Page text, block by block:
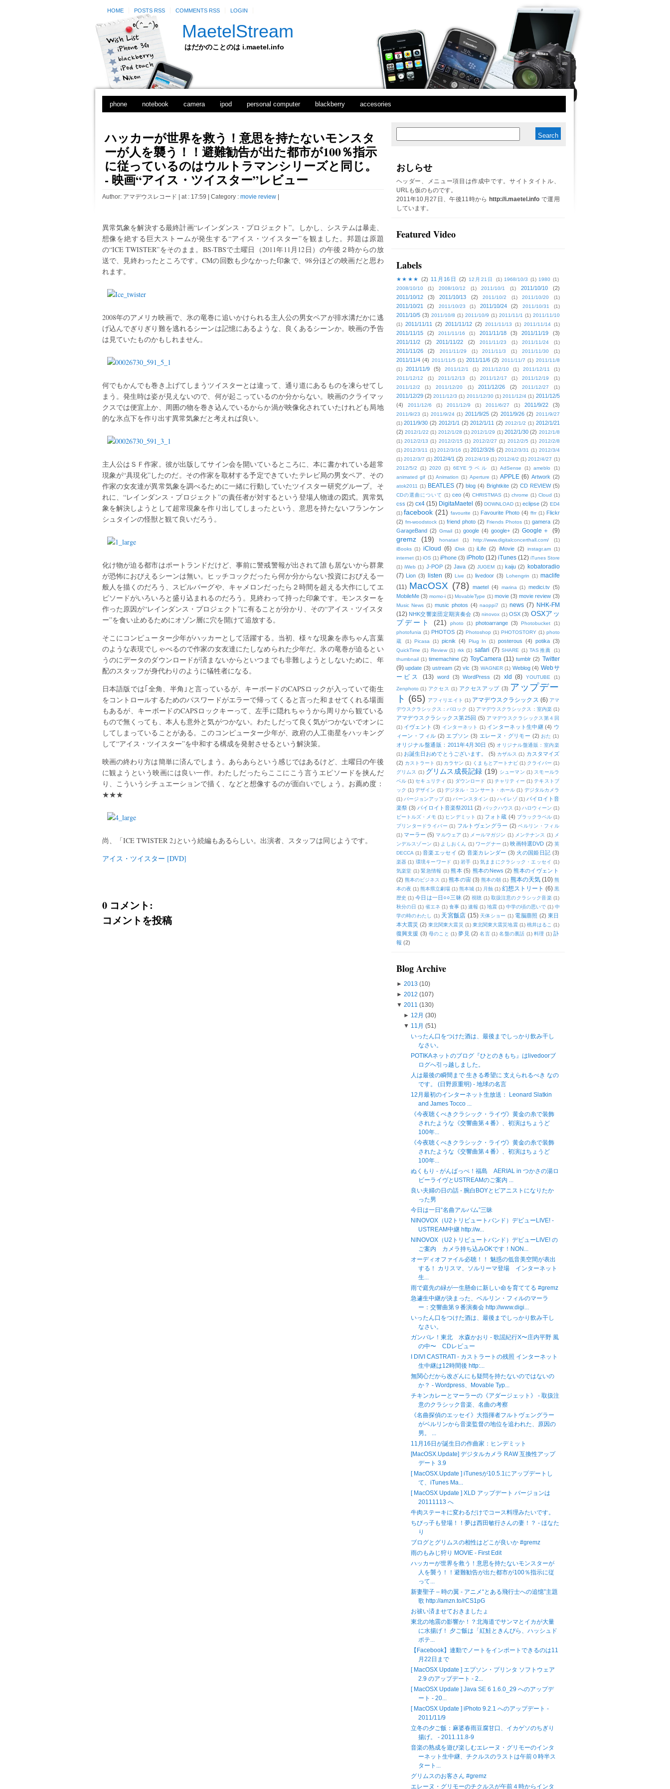
HOME POSTS RSS COMMENTS RSS LOGIN
MaetelStream
はだかのことのは i.maetel.info
phone notebook camera ipod personal computer blackberry accesories
ハッカーが世界を救う！意思を持たないモンスタ
ーが人を襲う！！避難勧告が出た都市が100％指示
に従っているのはウルトラマンシリーズと同じ。
- 映画“アイス・ツイスター”レビュー
Author: アマデウスレコード | at : 17:59 | Category : movie review
異常気象を解決する最終計画“レインダンス・プロジェクト”。しかし、システムは暴走、
想像を絶する巨大ストームが発生する“アイス・ツイスター”を観ました。邦題は原題
の“ICE TWISTER”をそのまま。BS-TBSで土曜日（2011年11月12日）の午後２時からの放
送で、見終わったところです。CMの回数も少なかった印象で、98分ほどの映画だと思わ
れます。
2008年のアメリカ映画で、氷の竜巻に追いかけられる主人公の男女ペアが排水溝だかに逃
げ込んでぎりぎり難を逃れるシーンは記憶にあるような、良くあるシーンか。映画の予告
は見ていたものかもしれません。
何でもかんでも巻き上げてしまうツイスターとは違って、通り道にあるものを凍らせてし
まう。発生時は姿が見えないので、何が起こっているのか分からない。映画のクライマッ
クスでは便宜上か、周囲の物を巻き込んでいるからか渦が映像化されていたけれども局地
的な氷点下を作り出す異常気象だと考えれば良い。
主人公はＳＦ作家。彼が出版してサイン会を開いているところに、本に書かれている超常
現象が“具現化”したのだ。その作家を取材する予定できていたテレビ局の男女ペア、その
作家の女友達が異常気象を調べるために一緒に行動していたツイスター研究グループ。そ
れに、“レインダンス・プロジェクト”の責任者が対するという登場人物達の図式。異常気
象を解決しようとして超常現象を作り出してしまったという、意思を持たないフランケン
シュタインの怪獣と観て良いだろう。
化け物が迫る都市はポートランドだけど、事前に警戒警報が出されて誰も居ないから群衆
が恐怖におびえるシーンは無い。ヒッチコックだったら何か分からない投資におびえる一
般人を描くのだろう、スピルバーグや、キャメロンだったら２時間を超える大作にしてエ
ピソードがいろいろと盛り込まれるのだろう。見終わって持った印象です。モンスターを
作った原因が“レインダンス・プロジェクト”に有ることが分かり、その“アイス・ツイスタ
ー”を食い止めるためにオゾン層に穴を開けて追放する。
そこにコンピューター少年がハッカーとして活躍する。当初、様々な現象を赤ちゃん言葉
のような表現でしゃべるので作家の女友達にたしなめられた少年だ。氷の竜巻が迫るとい
うのにデータのダウンロードが済まないからといつまでも非難しようとしないために、年
配のスタッフが身代わりのように犠牲者になる。
日本語版では｢全角、半角｣と言っているが、キーボードのCAPSロックが入っていて衛生
をコントロールするためのパスワードがエラーで帰ってくると言った和ませてくれる場面
もあるが、キーボードのCAPSロックキーって、左手に隠れちゃうから周りから観ている
もので無くっても、本人も意外と気がつかない。わたしだって良く気がつかないでオンに
してしまっていることがある。このコンピューター少年が、政府の人工衛星をハッキング
して“アイス・ツイスター”を中和する構成を発射させるという解決策。
映画の終わり方は簡単に済んでしまう。あらあらという感じではあるけど、土曜日の午後
に観ようという映画には良い一作。わたしだったらここにこう言うエピソードを挟んだ
り、こういうシチュエーションで描く、などと想像するのが面白いでしょう。お薦め度：
★★★
尚、「ICE TWISTER 2｣という続編もあるらしい。出演者、スタッフは同じようです。
アイス・ツイスター [DVD]
0 コメント:
コメントを投稿
おしらせ
ヘッダー、メニュー項目は作成中です。サイトタイトル、
URLも仮のものです。
2011年10月27日、午後11時から http://i.maetel.info で運用
しています。
Featured Video
Labels
★★★★ (2) 11月16日 (2) 12月21日 (1) 1968/10/3 (1) 1980 (1)
2008/10/10
(1) 2008/10/12 (1) 2011/10/1 (1) 2011/10/10
(2)
2011/10/12
(3) 2011/10/13 (2) 2011/10/2 (1) 2011/10/20 (1)
2011/10/21 (2) 2011/10/23 (1) 2011/10/24 (2) 2011/10/31 (1)
2011/10/5 (3) 2011/10/8 (1) 2011/10/9 (1) 2011/11/1 (1) 2011/11/10
(1) 2011/11/11 (2) 2011/11/12 (2) 2011/11/13 (1) 2011/11/14 (1)
2011/11/15 (2) 2011/11/16 (1) 2011/11/18 (3) 2011/11/19
(3)
2011/11/2
(2) 2011/11/22 (2) 2011/11/23 (1) 2011/11/24 (1)
2011/11/26 (2) 2011/11/29 (1) 2011/11/3 (1) 2011/11/30 (1)
2011/11/4 (4) 2011/11/5 (1) 2011/11/6 (2) 2011/11/7 (1) 2011/11/8
(1)
2011/11/9 (5) 2011/12/1 (1) 2011/12/10 (1) 2011/12/11
(1)
2011/12/12
(1) 2011/12/13 (1) 2011/12/17 (1) 2011/12/19
(1)
2011/12/2
(1) 2011/12/20 (1) 2011/12/26 (2) 2011/12/27 (1)
2011/12/29 (2) 2011/12/3 (1) 2011/12/30 (1) 2011/12/4 (1) 2011/12/5
(4)
2011/12/6 (1) 2011/12/9 (1) 2011/6/27 (1) 2011/9/22 (3)
2011/9/23 (1) 2011/9/24 (1) 2011/9/25 (2) 2011/9/26 (2) 2011/9/27
(1) 2011/9/30 (2) 2012/1/1 (2) 2012/1/11 (2) 2012/1/2 (1) 2012/1/21
(2) 2012/1/22 (1) 2012/1/28 (1) 2012/1/29 (1) 2012/1/30 (2) 2012/1/8
(1) 2012/2/13 (1) 2012/2/15 (1) 2012/2/27 (1) 2012/2/5 (1) 2012/2/8
(1) 2012/3/11 (1) 2012/3/16 (1) 2012/3/26 (2) 2012/3/31 (1) 2012/3/4
(1) 2012/3/7 (1) 2012/4/1 (2) 2012/4/19 (1) 2012/4/2 (1) 2012/4/27 (1)
2012/5/2
(1) 2020 (1) 6EYEラベル (1) AdSense (1) ameblo
(1)
animated gif (1) Animation (1) Aperture (1) APPLE (6) Artwork (2)
atok2011 (1) BEATLES (7) blog (4) Brightkite (2) CD REVIEW (5)
CDの選曲について (1) ceo (4) CHRISTMAS (1) chrome (1) Cloud (1)
css (2) cx4 (15) DigitaMaetel (6) DOWNLOAD (1) eclipse (2) ED4
(1) facebook (21) favourite (1) Favourite Photo (4) ffrr (1) Flickr
(2) fm-woodstock (1) friend photo (2) Friends Photos (1) gamera (2)
GarageBand (2) Gmail (1) google (4) google+ (2) Google＋ (9)
gremz (19) honatari (1) http://www.digitalconcerthall.com/
(1)
iBooks (1) iCloud (6) iDisk (1) iLife (2) iMovie (2) instagr.am (1)
internet (1) iOS (1) iPhone (3) iPhoto (12) iTunes (12) iTunes Store
(1) iWeb (1) J-POP (2) Java (2) JUGEM (1) kaiju (2)
kobatoradio
(7) Lion (3) listen (8) Live (1) livedoor (3) Lohengrin (1) maclife
(11) MacOSX (78) maetel (4) marina (1) medici.tv (5)
MobileMe (3) momo-i (1) MovableType (1) movie (3) movie review (3)
Music News (1) music photos (4) naoppi7 (1) news (7) NHK-FM
(12) NHK交響楽団定期演奏会 (3) ninovox (1) OSX (3) OSXアッ
プデート
(21) photo (1) photoarrange (3) Photobucket
(1)
photofunia (1) PHOTOS (2) Photoshop (1) PHOTOSTORY (1) photo
蔵
(1) Picasa (1) picnik (4) Plug In (1) posterous (4) potika (3)
QuickTime (1) Review (1) rkk (1) safari (7) SHARE (1) TAS推薦
(1)
thumbnail (1) timemachine (2) ToyCamera (11) tumblr (2) Twitter
(9) update (3) ustream (2) vlc (3) WAGNER (1) Weblog (4) Webサ
ービス
(13) word (3) WordPress (2) xld (8) YOUTUBE (1)
Zenphoto (1) アクセス (1) アクセスアップ (3) アップデー
ト (65) アフィリエイト (1) アマデウスクラシックス (6) アマ
デウスクラシックス：バロック (1) アマデウスクラシックス：室内楽 (1)
アマデウスクラシックス第25回 (5) アマデウスクラシックス第４回
(1) イヴェント (3) インターネット (1) インターネット生中継 (4) ウ
ィーン・フィル (2) エプソン (3) エレーヌ・グリモー (2) おた (1)
オリジナル盤通販：2011年4月30日 (5) オリジナル盤通販：室内楽
(1) お誕生日おめでとうございます。 (5) カザルス (1) カスタマイズ
(2) カストラート (1) カラヤン (1) くまもとアートナビ (1) クライバー (1)
グリムス (1) グリムス成長記録 (19) シューマン (1) スモールラ
ベル (1) セキュリティ (1) ダウンロード (1) チャリティー (1) テキストブ
ック (1) デザイン (1) デジタル・コンサート・ホール (1) デジタルカメラ
(1) バージョンアップ (1) バーンスタイン (1) ハイレゾ (1) バイロイト音
楽祭 (3) バイロイト音楽祭2011 (2) バックハウス (1) ハロウィーン (1)
ビートルズ・メモ (1) ヒンデミット (1) フォト蔵 (4) ブラックラベル (1)
プリンタードライバー (1) フルトヴェングラー (2) ベルリン・フィル
(1) マーラー (5) マルウェア (1) メールマガジン (1) メンテナンス (1) メ
ンデルスゾーン (1) よしおくん (1) ワーグナー (1) 映画特選DVD (2) 英
DECCA (1) 音楽エッセイ (2) 音楽カレンダー (3) 火の国姫日記 (3)
楽器 (1) 環境キーワード (1) 岩手 (1) 気ままにクラシック・エッセイ (1)
気楽堂 (1) 緊急情報 (1) 熊本 (5) 熊本のNews (2) 熊本のイヴェント
(2) 熊本のビジネス (1) 熊本の宙 (3) 熊本の朝 (1) 熊本の天気 (10) 熊
本の夜 (1) 熊本県立劇場 (1) 熊本城 (1) 月蝕 (1) 幻想ストリート (6) 黒
歴史 (1) 今日は一日○○三昧 (2) 視聴 (1) 取扱注意のクラシック音楽 (1)
秋分の日 (1) 省エネ (1) 食事 (1) 速報 (1) 地震 (1) 中学の頃の思いで (1) 中
学の時のわたし
(1) 天宮飯店 (15) 天体ショー (1) 電脳萠照 (2) 東日
本大震災 (2) 東北関東大震災 (1) 東北関東大震災地震 (1) 桃井はるこ (1)
復興支援 (3) 母のこと (1) 夢見 (2) 名言 (1) 名盤の裏話 (1) 料理 (1) 訃
報 (2)
Blog Archive
► 2013 (10)
► 2012 (107)
▼ 2011 (130)
► 12月 (30)
▼ 11月 (51)
いったん口をつけた酒は、最後までしっかり飲み干し
なさい。
POTIKAネットのブログ『ひとのきもち』はlivedoorブ
ログへ引っ越しました。
人は最後の瞬間まで 生きる希望に 支えられるべき なの
です。 (日野原重明) - 地球の名言
12月最初のインターネット生放送： Leonard Slatkin
and James Tocco ...
《今夜聴くべきクラシック・ライヴ》黄金の糸で装飾
されたような《交響曲第４番》、初演はちょうど
100年...
《今夜聴くべきクラシック・ライヴ》黄金の糸で装飾
されたような《交響曲第４番》、初演はちょうど
100年...
ぬくもり - がんばっぺ！福島 AERIAL in つかさの湯ロ
ビーライヴとUSTREAMのご案内 ...
良い夫婦の日の話 - 腕白BOYとピアニストになりたか
った男
今日は一日“名曲アルバム”三昧
NINOVOX（U2トリビュートバンド）デビューLIVE! -
USTREAM中継 http://w...
NINOVOX（U2トリビュートバンド）デビューLIVE! の
ご案内 カメラ持ち込みOKです！NON...
オーディオファイル必聴！！ 魅惑の低音美空間が表出
する！ カリスマ、ソルリーマ登場 インターネット
生...
雨で庭先の緑が一生懸命に新しい命を育ててる #gremz
急遽生中継が決まった、ベルリン・フィルのマーラ
ー：交響曲第９番演奏会 http://www.digi...
いったん口をつけた酒は、最後までしっかり飲み干し
なさい。
ガンバレ！東北 水森かおり - 歌謡紀行X〜庄内平野 風
の中〜 CDレビュー
I DIVI CASTRATI - カストラートの残照 インターネット
生中継は12時間後 http:...
無関心だから改ざんにも疑問を持たないのではないの
か？ - Wordpress、Movable Typ...
チキンカレーとマーラーの《アダージェット》 - 取扱注
意のクラシック音楽、名曲の考察
《名曲探偵のエッセイ》大指揮者フルトヴェングラー
がベルリンから音楽監督の地位を追われた、原因の
男。 ...
11月16日が誕生日の作曲家：ヒンデミット
[MacOSX.Update] デジタルカメラ RAW 互換性アップ
デート 3.9
[ MacOSX.Update ] iTunesが10.5.1にアップデートし
て、iTunes Ma...
[ MacOSX Update ] XLD アップデート バージョンは
20111113 へ
牛肉ステーキに変わるだけでコース料理みたいです。
ちびっ子も登場！！夢は西田敏行さんの妻！？ - ほなた
り
ブログとグリムスの相性はどこが良いか #gremz
雨のもみじ狩り MOVIE - First Edit
ハッカーが世界を救う！意思を持たないモンスターが
人を襲う！！避難勧告が出た都市が100％指示に従
って...
新妻聖子 – 時の翼 - アニメ“とある飛行士への追憶”主題
歌 http://amzn.to/rCS1pG
お祓い済ませておきましたょ
東北の地震の影響か！？北海道でサンマとイカが大量
に水揚げ！ 夕ご飯は「紅鮭ときんぴら、ハッシュド
ポテ...
【Facebook】連動でノートをインポートできるのは11
月22日まで
[ MacOSX Update ] エプソン・プリンタ ソフトウェア
2.9 のアップデート - 2...
[ MacOSX Update ] Java SE 6 1.6.0_29 へのアップデ
ート - 20...
[ MacOSX Update ] iPhoto 9.2.1 へのアップデート -
2011/11/9
立冬の夕ご飯：麻婆春雨豆腐甘口、イカゲソのちぎり
揚げ。 - 2011.11.8-9
音楽の熟成を遊び楽しむエレーヌ・グリモーのインタ
ーネット生中継、チクルスのラストは午前０時半ス
タート...
グリムスのお客さん #gremz
エレーヌ・グリモーのチクルスが午前４時からインタ